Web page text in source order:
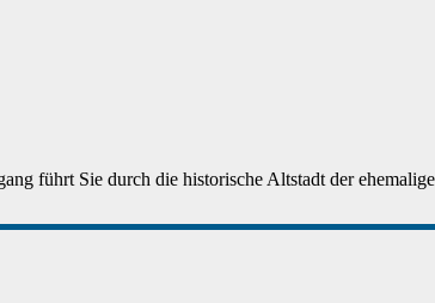
führt Sie durch die historische Altstadt der